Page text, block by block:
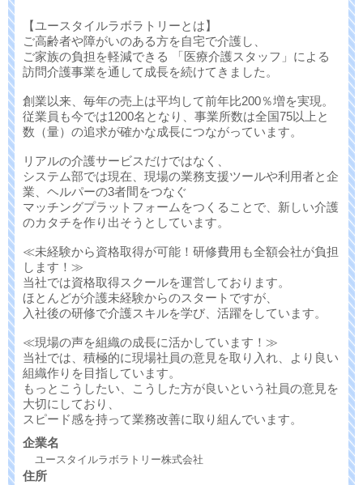
【ユースタイルラボラトリーとは】
ご高齢者や障がいのある方を自宅で介護し、
ご家族の負担を軽減できる 「医療介護スタッフ」による
訪問介護事業を通して成長を続けてきました。
創業以来、毎年の売上は平均して前年比200％増を実現。
従業員も今では1200名となり、事業所数は全国75以上と
数（量）の追求が確かな成長につながっています。
リアルの介護サービスだけではなく、
システム部では現在、現場の業務支援ツールや利用者と企
業、ヘルパーの3者間をつなぐ
マッチングプラットフォームをつくることで、新しい介護
のカタチを作り出そうとしています。
≪未経験から資格取得が可能！研修費用も全額会社が負担
します！≫
当社では資格取得スクールを運営しております。
ほとんどが介護未経験からのスタートですが、
入社後の研修で介護スキルを学び、活躍をしています。
≪現場の声を組織の成長に活かしています！≫
当社では、積極的に現場社員の意見を取り入れ、より良い
組織作りを目指しています。
もっとこうしたい、こうした方が良いという社員の意見を
大切にしており、
スピード感を持って業務改善に取り組んでいます。
企業名
ユースタイルラボラトリー株式会社
住所